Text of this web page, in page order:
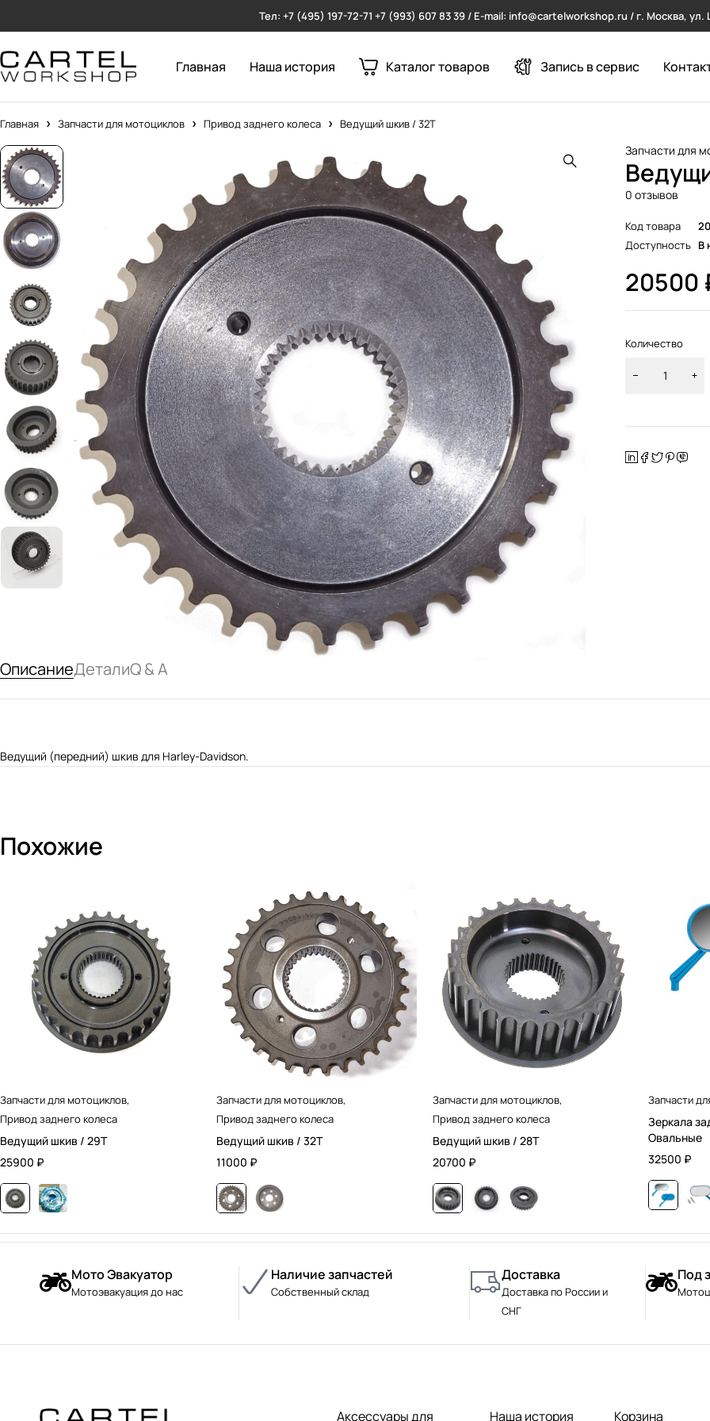
Тел: +7 (495) 197-72-71 +7 (993) 607 83 39 / E-mail: info@cartelworkshop.ru / г. Москва,
Главная Наша история Каталог товаров Запись в сервис
Главная Запчасти для мотоциклов Привод заднего колеса Ведущий шкив / 32T
Запчасти для
0 отзывов
Код товара
Доступность В
20500
Количество
ОписаниеДеталиQ & A
Ведущий (передний) шкив для Harley-Davidson.
Похожие
Запчасти для мотоциклов,
Привод заднего колеса
Ведущий шкив / 29T
25900 ₽
Запчасти для мотоциклов,
Привод заднего колеса
Ведущий шкив / 32T
11000 ₽
Запчасти для мотоциклов,
Привод заднего колеса
Ведущий шкив / 28T
20700 ₽
Запчасти
Зеркала
Овальные
32500 ₽
Мото Эвакуатор
Мотоэвакуация до нас
Наличие запчастей
Собственный склад
Доставка
Доставка по России и
СНГ
Под
Аксессуары для Наша история Корзина